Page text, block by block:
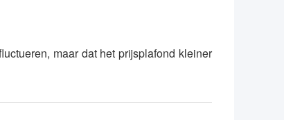
maar dat het prijsplafond kleiner